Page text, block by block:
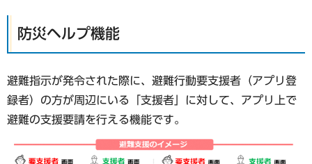
防災ヘルプ機能
避難指示が発令された際に、避難行動要支援者（アプリ登
録者）の方が周辺にいる「支援者」に対して、アプリ上で
避難の支援要請を行える機能です。